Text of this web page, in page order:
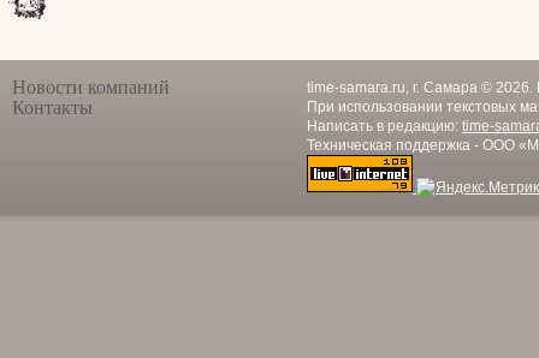
Новости компаний
Контакты
time-samara.ru, г. Самара ©
При использовании текстовых
Написать в редакцию: time-
Техническая поддержка - ООО